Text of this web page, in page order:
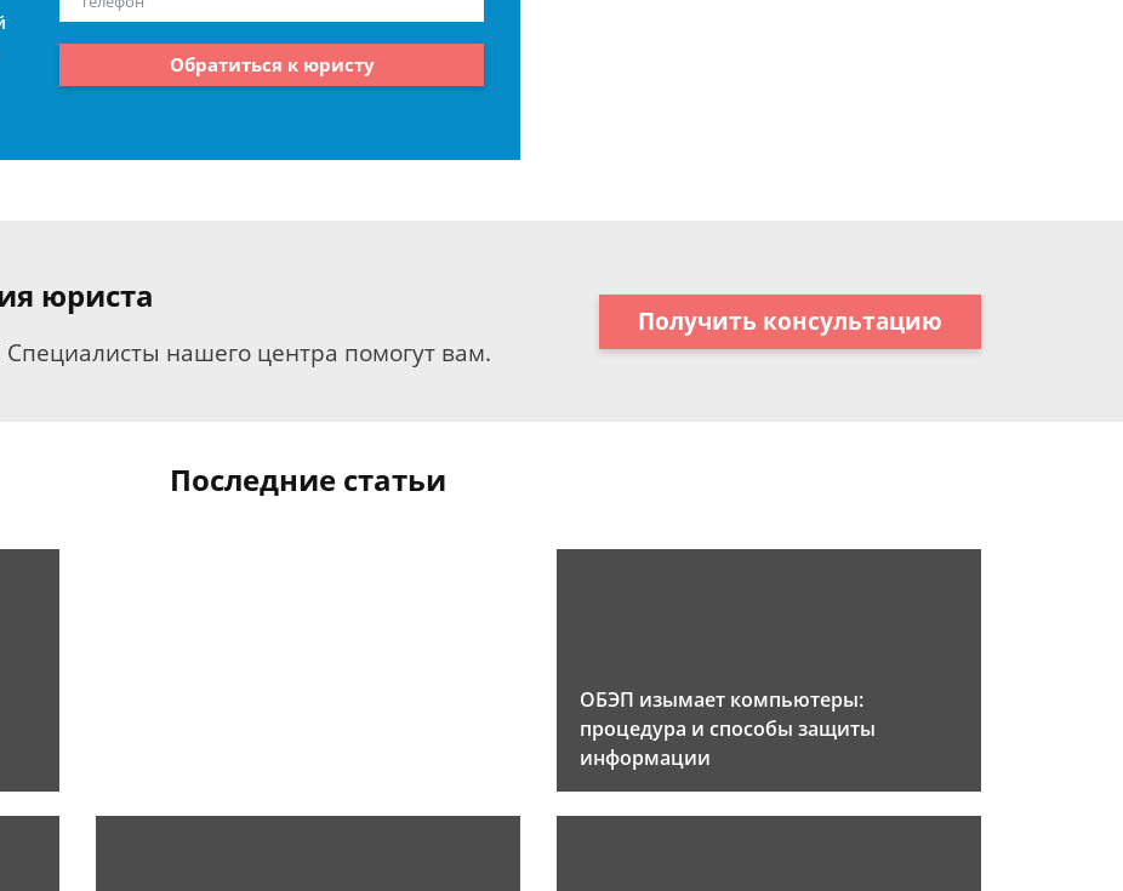
Обратиться к юристу
юриста
Специалисты нашего центра помогут вам.
Получить консультацию
Последние статьи
ОБЭП изымает компьютеры:
процедура и способы защиты
информации